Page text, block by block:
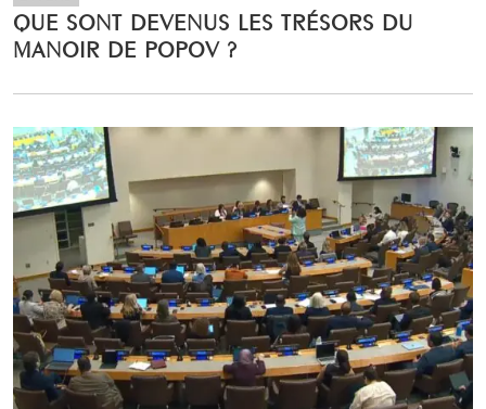
QUE SONT DEVENUS LES TRÉSORS DU
MANOIR DE POPOV ?